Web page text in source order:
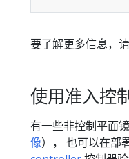
要了解更多信息，
使用准入控
有一些非控制平面
像）， 也可以在部